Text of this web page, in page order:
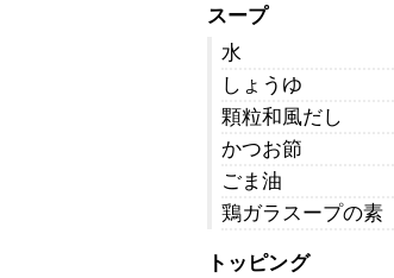
スープ
水
しょうゆ
顆粒和風だし
かつお節
ごま油
鶏ガラスープの素
トッピング